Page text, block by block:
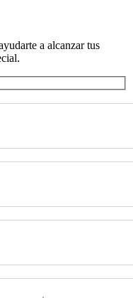
a alcanzar tus